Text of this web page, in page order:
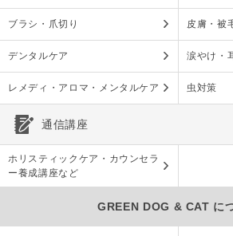
ブラシ・爪切り 皮膚・被
デンタルケア 涙やけ・
レメディ・アロマ・メンタルケア 虫対策
通信講座
ホリスティックケア・カウンセラ
ー養成講座など
GREEN DOG & CAT に